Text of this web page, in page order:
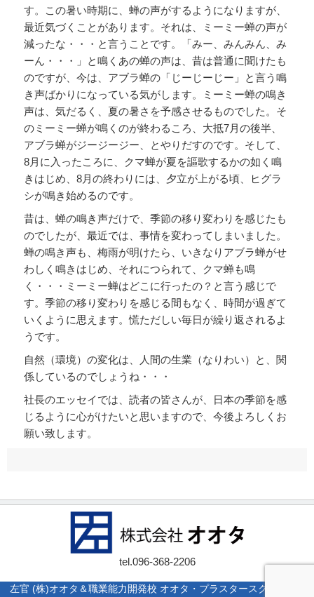
す。この暑い時期に、蝉の声がするようになりますが、
最近気づくことがあります。それは、ミーミー蝉の声が
減ったな・・・と言うことです。「みー、みんみん、み
ーん・・・」と鳴くあの蝉の声は、昔は普通に聞けたも
のですが、今は、アブラ蝉の「じーじーじー」と言う鳴
き声ばかりになっている気がします。ミーミー蝉の鳴き
声は、気だるく、夏の暑さを予感させるものでした。そ
のミーミー蝉が鳴くのが終わるころ、大抵7月の後半、
アブラ蝉がジージージー、とやりだすのです。そして、
8月に入ったころに、クマ蝉が夏を謳歌するかの如く鳴
きはじめ、8月の終わりには、夕立が上がる頃、ヒグラ
シが鳴き始めるのです。
昔は、蝉の鳴き声だけで、季節の移り変わりを感じたも
のでしたが、最近では、事情を変わってしまいました。
蝉の鳴き声も、梅雨が明けたら、いきなりアブラ蝉がせ
わしく鳴きはじめ、それにつられて、クマ蝉も鳴
く・・・ミーミー蝉はどこに行ったの？と言う感じで
す。季節の移り変わりを感じる間もなく、時間が過ぎて
いくように思えます。慌ただしい毎日が繰り返されるよ
うです。
自然（環境）の変化は、人間の生業（なりわい）と、関
係しているのでしょうね・・・
社長のエッセイでは、読者の皆さんが、日本の季節を感
じるように心がけたいと思いますので、今後よろしくお
願い致します。
tel.096-368-2206
左官 (株)オオタ＆職業能力開発校 オオタ・プラスタースクール |